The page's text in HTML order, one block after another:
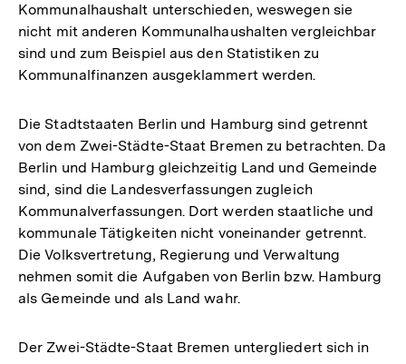
Kommunalhaushalt unterschieden, weswegen sie
nicht mit anderen Kommunalhaushalten vergleichbar
sind und zum Beispiel aus den Statistiken zu
Kommunalfinanzen ausgeklammert werden.
Die Stadtstaaten Berlin und Hamburg sind getrennt
von dem Zwei-Städte-Staat Bremen zu betrachten. Da
Berlin und Hamburg gleichzeitig Land und Gemeinde
sind, sind die Landesverfassungen zugleich
Kommunalverfassungen. Dort werden staatliche und
kommunale Tätigkeiten nicht voneinander getrennt.
Die Volksvertretung, Regierung und Verwaltung
nehmen somit die Aufgaben von Berlin bzw. Hamburg
als Gemeinde und als Land wahr.
Der Zwei-Städte-Staat Bremen untergliedert sich in